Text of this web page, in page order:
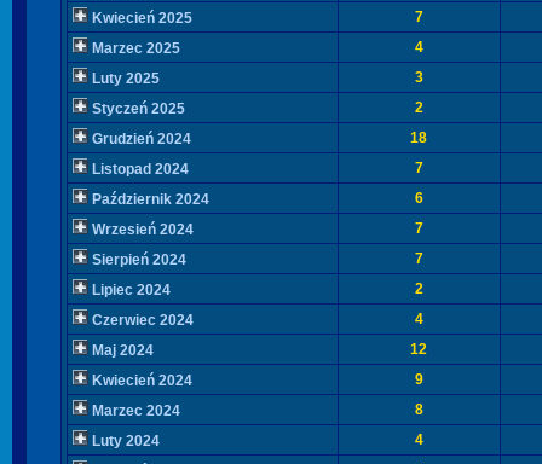
Kwiecień 2025
7
Marzec 2025
4
Luty 2025
3
Styczeń 2025
2
Grudzień 2024
18
Listopad 2024
7
Październik 2024
6
Wrzesień 2024
7
Sierpień 2024
7
Lipiec 2024
2
Czerwiec 2024
4
Maj 2024
12
Kwiecień 2024
9
Marzec 2024
8
Luty 2024
4